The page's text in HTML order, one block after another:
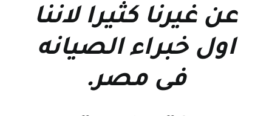
عن غيرنا كثيرا لاننا
اول خبراء الصيانه
فى مصر.